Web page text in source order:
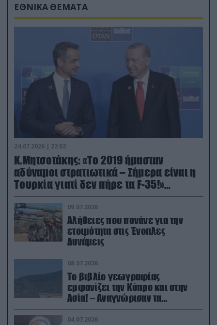
ΕΘΝΙΚΑ ΘΕΜΑΤΑ
24.07.2026 | 22:02
Κ.Μητσοτάκης: «Το 2019 ήμασταν
αδύναμοι στρατιωτικά – Σήμερα είναι η
Τουρκία γιατί δεν πήρε τα F-35!»
(βίντεο)
09.07.2026
Αλήθειες που πονάνε για την
ετοιμότητα στις Ένοπλες
Δυνάμεις
08.07.2026
Το βιβλίο γεωγραφίας
εμφανίζει την Κύπρο και στην
Ασία! – Αναγνώρισαν τα
κατεχόμενα; (φωτο)
04.07.2026